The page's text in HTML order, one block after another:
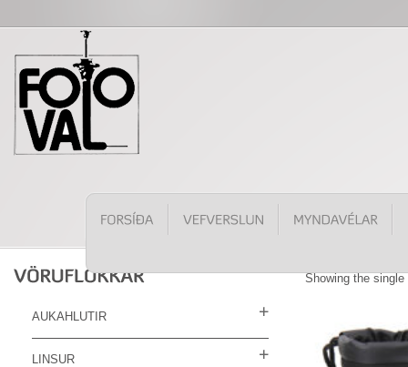
Showing the single
AUKAHLUTIR
LINSUR